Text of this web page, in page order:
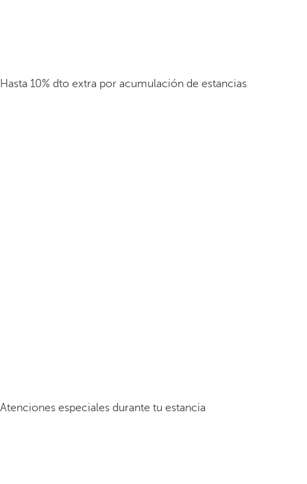
Hasta 10% dto extra por acumulación de estancias
Atenciones especiales durante tu estancia